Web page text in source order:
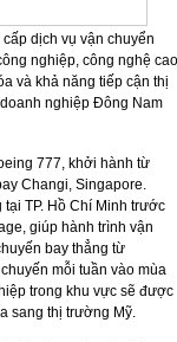
dịch vụ vận chuyển
nghiệp, công nghệ cao
và khả năng tiếp cận thị
nghiệp Đông Nam
777, khởi hành từ
Changi, Singapore.
TP. Hồ Chí Minh trước
giúp hành trình vận
bay thẳng từ
mỗi tuần vào mùa
trong khu vực sẽ được
sang thị trường Mỹ.